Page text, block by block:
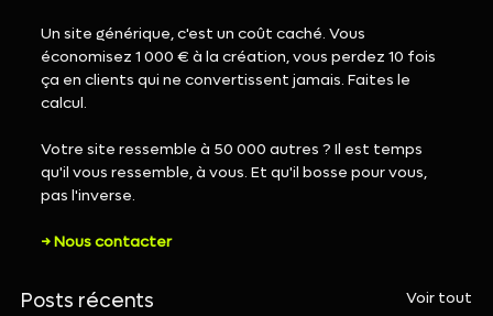
Un site générique, c'est un coût caché. Vous
économisez 1 000 € à la création, vous perdez 10 fois
ça en clients qui ne convertissent jamais. Faites le
calcul.
Votre site ressemble à 50 000 autres ? Il est temps
qu'il vous ressemble, à vous. Et qu'il bosse pour vous,
pas l'inverse.
→ Nous contacter
Posts récents Voir tout